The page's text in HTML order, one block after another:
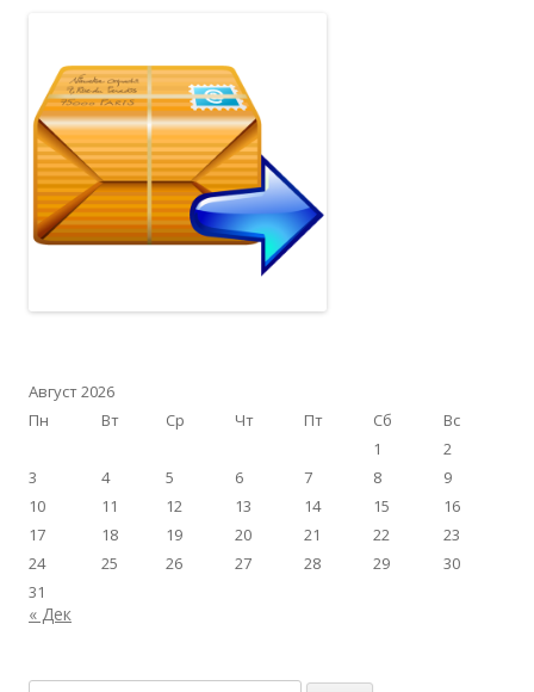
Август 2026
Пн
Вт Ср Чт Пт Сб
Вс
1
2
3
4 5 6 7 8
9
10
11 12 13 14 15
16
17
18 19 20 21 22
23
24
25 26 27 28 29
30
31
« Дек